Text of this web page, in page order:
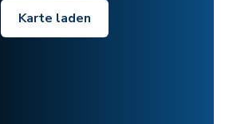
Karte laden